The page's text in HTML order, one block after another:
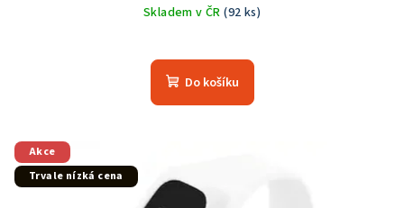
Skladem v ČR(92 ks)
hodnocení
produktu
Do košíku
Akce
Trvale nízká cena